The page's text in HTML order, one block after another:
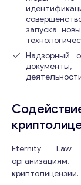
запуска
Надзорный
Eternity Law
криптолицензии.